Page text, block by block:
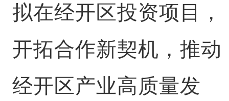
拟在经开区投资项目，
开拓合作新契机，推动
经开区产业高质量发